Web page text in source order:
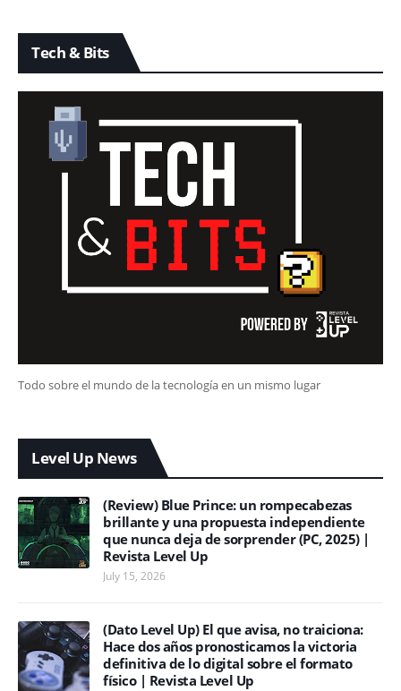
Tech & Bits
Todo sobre el mundo de la tecnología en un mismo lugar
Level Up News
(Review) Blue Prince: un rompecabezas
brillante y una propuesta independiente
que nunca deja de sorprender (PC, 2025) |
Revista Level Up
July 15, 2026
(Dato Level Up) El que avisa, no traiciona:
Hace dos años pronosticamos la victoria
definitiva de lo digital sobre el formato
físico | Revista Level Up